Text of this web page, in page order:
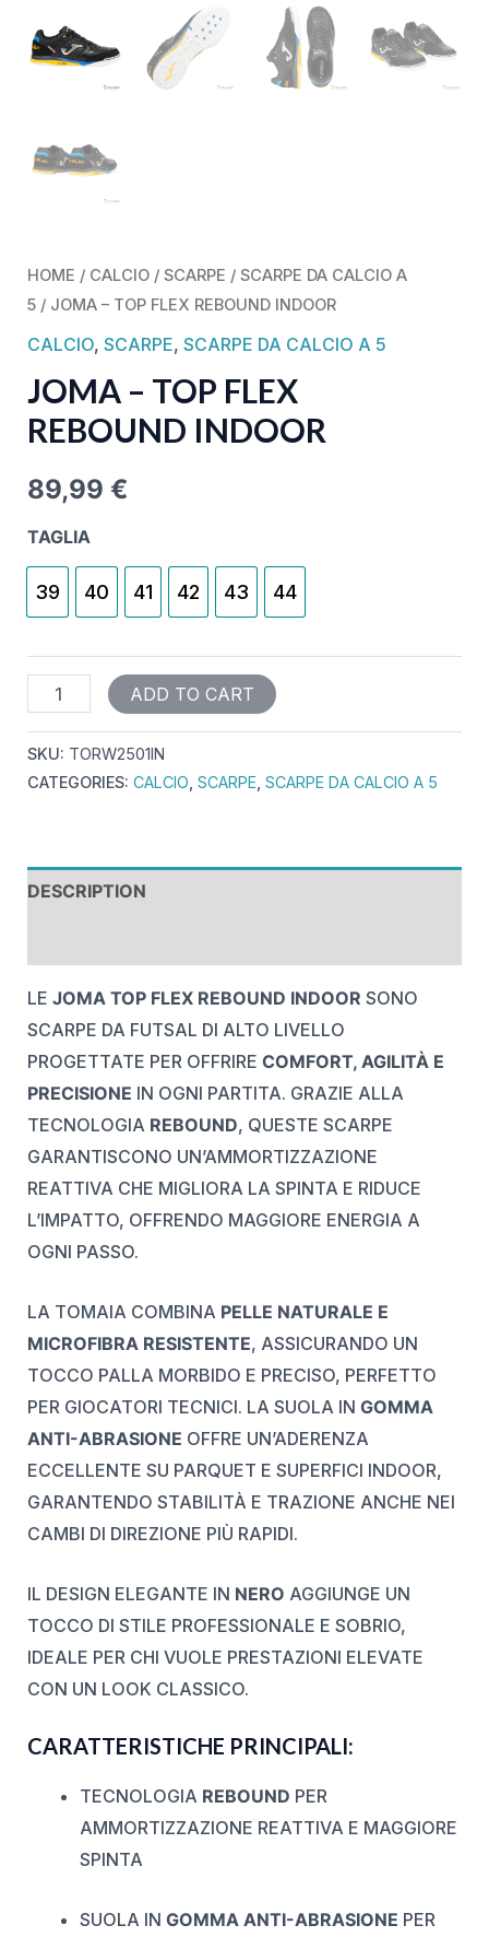
HOME / CALCIO/ SCARPE / SCARPE DA CALCIO A
5/ JOMA – TOP FLEX REBOUND INDOOR
CALCIO, SCARPE, SCARPE DA CALCIO A 5
JOMA – TOP FLEX
REBOUND INDOOR
89,99 €
TAGLIA
39 40 41 42 43 44
ADD TO CART
SKU: TORW2501IN
CATEGORIES: CALCIO, SCARPE, SCARPE DA CALCIO A 5
DESCRIPTION
LE JOMA TOP FLEX REBOUND INDOOR SONO
SCARPE DA FUTSAL DI ALTO LIVELLO
PROGETTATE PER OFFRIRE COMFORT, AGILITÀ E
PRECISIONE IN OGNI PARTITA. GRAZIE ALLA
TECNOLOGIA REBOUND, QUESTE SCARPE
GARANTISCONO UN’AMMORTIZZAZIONE
REATTIVA CHE MIGLIORA LA SPINTA E RIDUCE
L’IMPATTO, OFFRENDO MAGGIORE ENERGIA A
OGNI PASSO.
LA TOMAIA COMBINA PELLE NATURALE E
MICROFIBRA RESISTENTE, ASSICURANDO UN
TOCCO PALLA MORBIDO E PRECISO, PERFETTO
PER GIOCATORI TECNICI. LA SUOLA IN GOMMA
ANTI-ABRASIONE OFFRE UN’ADERENZA
ECCELLENTE SU PARQUET E SUPERFICI INDOOR,
GARANTENDO STABILITÀ E TRAZIONE ANCHE NEI
CAMBI DI DIREZIONE PIÙ RAPIDI.
IL DESIGN ELEGANTE IN NERO AGGIUNGE UN
TOCCO DI STILE PROFESSIONALE E SOBRIO,
IDEALE PER CHI VUOLE PRESTAZIONI ELEVATE
CON UN LOOK CLASSICO.
CARATTERISTICHE PRINCIPALI:
TECNOLOGIA REBOUND PER
AMMORTIZZAZIONE REATTIVA E MAGGIORE
SPINTA
SUOLA IN GOMMA ANTI-ABRASIONE PER